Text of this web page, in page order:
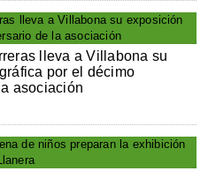
lleva a Villabona su
por el décimo
asociación